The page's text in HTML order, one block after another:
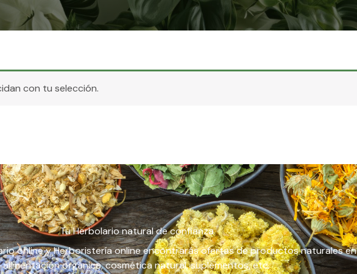
con tu selección.
Tu Herbolario natural de confianza
online y Herboristería online encontrarás ofertas de productos naturales en
alimentación orgánica, cosmética natural, suplementos, etc.